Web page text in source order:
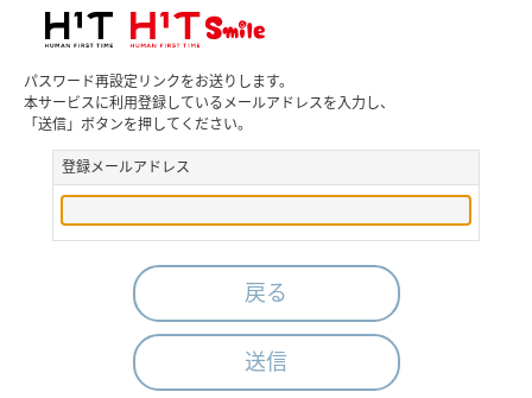
パスワード再設定リンクをお送りします。
本サービスに利用登録しているメールアドレスを入力し、
「送信」ボタンを押してください。
登録メールアドレス
戻る